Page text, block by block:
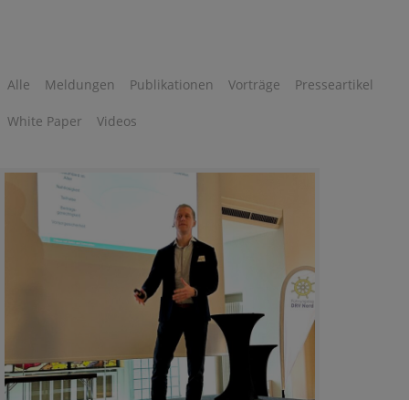
Alle Meldungen Publikationen Vorträge Presseartikel
White Paper Videos